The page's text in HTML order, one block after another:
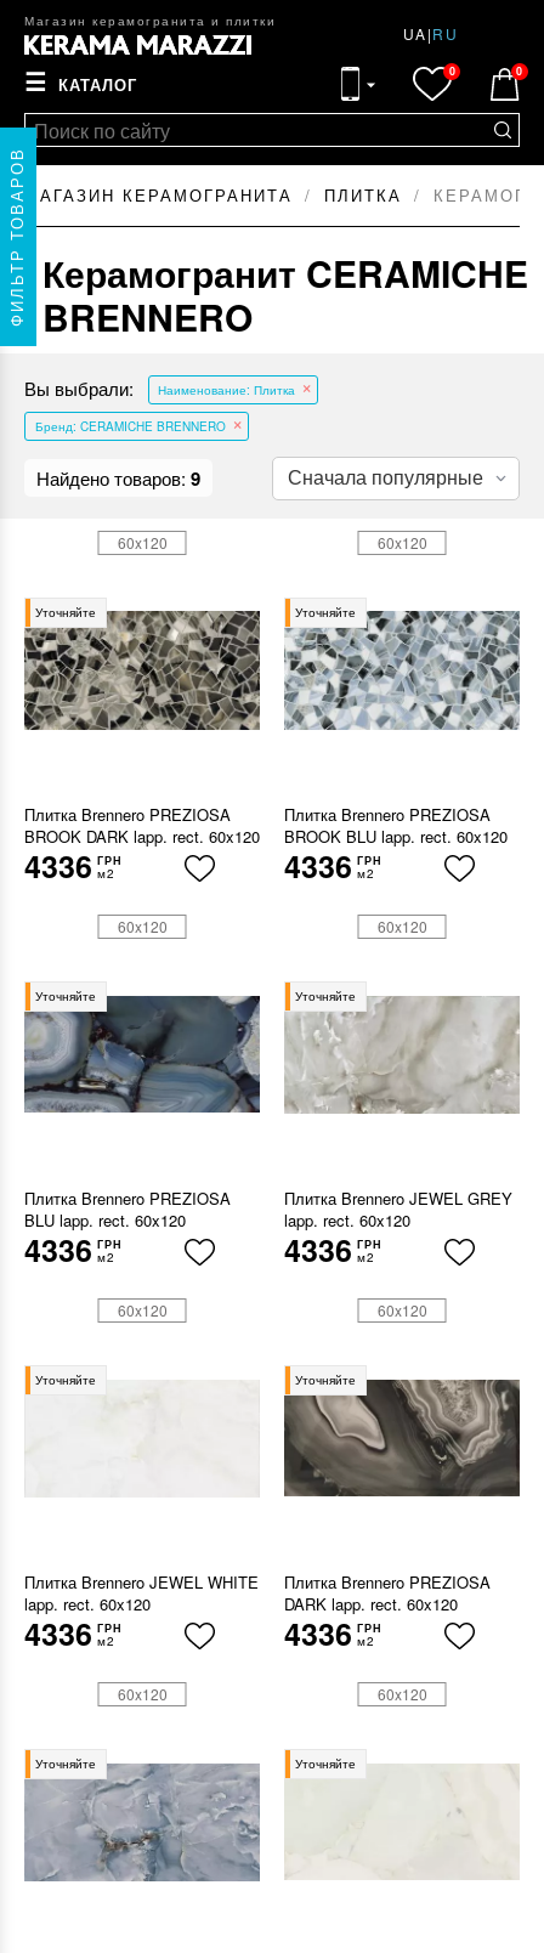
Магазин керамогранита и плитки
UA|RU
☰ КАТАЛОГ
0 0
МАГАЗИН КЕРАМОГРАНИТА ПЛИТКА
Керамогранит CERAMICHE
BRENNERO
Вы выбрали: Наименование: Плитка
Бренд: CERAMICHE BRENNERO
Найдено товаров: 9
Уточняйте
Плитка Brennero PREZIOSA
BROOK DARK lapp. rect. 60x120
4336 ГРН
м2
60x120
Уточняйте
Плитка Brennero PREZIOSA
BROOK BLU lapp. rect. 60x120
4336 ГРН
м2
60x120
Уточняйте
Плитка Brennero PREZIOSA
BLU lapp. rect. 60x120
4336 ГРН
м2
60x120
Уточняйте
Плитка Brennero JEWEL GREY
lapp. rect. 60x120
4336 ГРН
м2
60x120
Уточняйте
Плитка Brennero JEWEL WHITE
lapp. rect. 60x120
4336 ГРН
м2
60x120
Уточняйте
Плитка Brennero PREZIOSA
DARK lapp. rect. 60x120
4336 ГРН
м2
60x120
Уточняйте
60x120
Уточняйте
60x120
ФИЛЬТР ТОВАРОВ